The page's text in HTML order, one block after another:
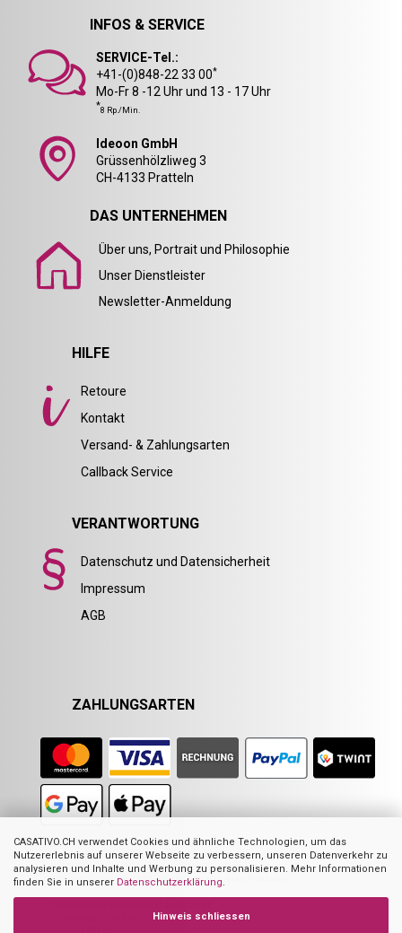
CASATIVO.CH verwendet Cookies und ähnliche Technologien, um das
Nutzererlebnis auf unserer Webseite zu verbessern, unseren Datenverkehr zu
analysieren und Inhalte und Werbung zu personalisieren. Mehr Informationen
finden Sie in unserer Datenschutzerklärung.
Hinweis schliessen
INFOS & SERVICE
SERVICE-Tel.:
+41-(0)848-22 33 00*
Mo-Fr 8 -12 Uhr und 13 - 17 Uhr
*8 Rp./Min.
Ideoon GmbH
Grüssenhölzliweg 3
CH-4133 Pratteln
DAS UNTERNEHMEN
Über uns, Portrait und Philosophie
Unser Dienstleister
Newsletter-Anmeldung
HILFE
Retoure
Kontakt
Versand- & Zahlungsarten
Callback Service
VERANTWORTUNG
Datenschutz und Datensicherheit
Impressum
AGB
ZAHLUNGSARTEN
Nicht alle Abbildungen im Online-Shop stellen das angebotene Produkt zwingend
dar. Sie dienen zur Visualisierung der Beschreibung oder als Orientierung. Dies
gilt hauptsächlich für Abbildungen mit mehreren Produkten.
Ehemaliger Preis von Casativo